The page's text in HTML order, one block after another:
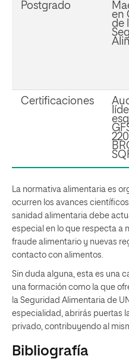
Postgrado
en
de
Certificaciones
La normativa alimentaria es
ocurren los avances
sanidad alimentaria debe
especial en lo que respecta a
fraude alimentario y nuevas
contacto con alimentos.
Sin duda alguna, esta es una
una formación como la que
la Seguridad Alimentaria de
especialidad, abrirás puertas
privado, contribuyendo al
Bibliografía